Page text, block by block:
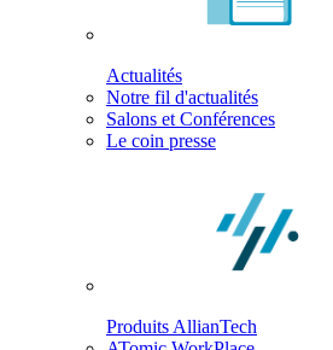
Actualités
Notre fil d'actualités
Salons et Conférences
Le coin presse
Produits AllianTech